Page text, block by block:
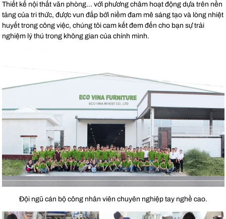
Thiết kế nội thất văn phòng… với phương châm hoạt động dựa trên nền
tảng của tri thức, được vun đắp bởi niềm đam mê sáng tạo và lòng nhiệt
huyết trong công việc, chúng tôi cam kết đem đến cho bạn sự trải
nghiệm lý thú trong không gian của chính mình.
Đội ngũ cán bộ công nhân viên chuyên nghiệp tay nghề cao.